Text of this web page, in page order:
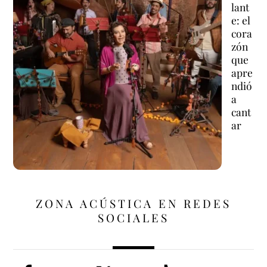
lant
e: el
cora
zón
que
apre
ndió
a
cant
ar
ZONA ACÚSTICA EN REDES
SOCIALES